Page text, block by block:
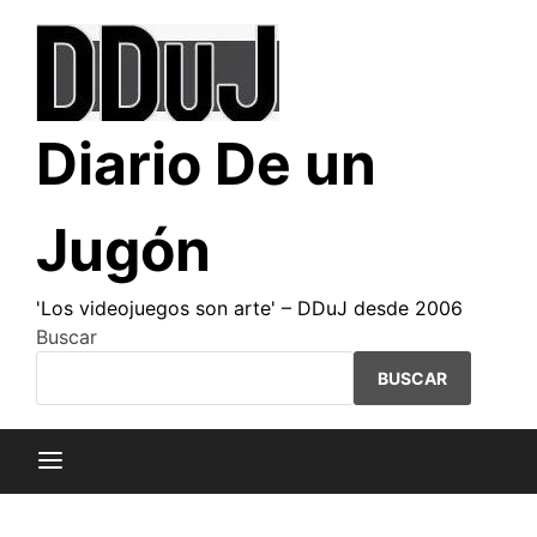
Diario De un
Jugón
'Los videojuegos son arte' – DDuJ desde 2006
Buscar
BUSCAR